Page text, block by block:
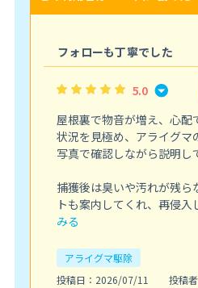
フォローも丁寧でした
5.0
屋根裏で物音が増え、心配
状況を見極め、アライグマ
写真で確認しながら説明し
捕獲後は臭いや汚れが残ら
トも案内してくれ、再侵入
みる
アライグマ駆除
投稿日：2026/07/11
投稿